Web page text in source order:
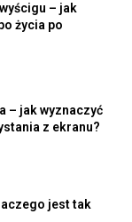
– jak
życia po
– jak wyznaczyć
z ekranu?
jest tak